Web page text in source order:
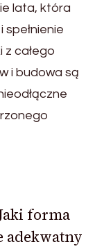
lata, która
z całego
i budowa są
forma
adekwatny